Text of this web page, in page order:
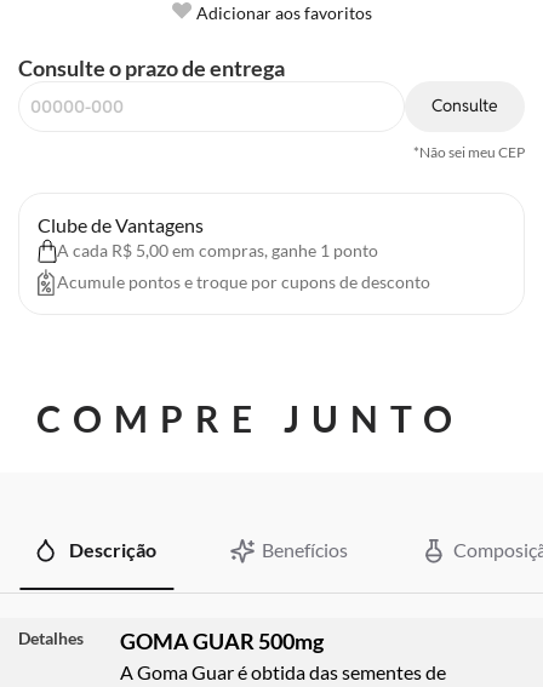
Adicionar aos favoritos
Consulte o prazo de entrega
Consulte
*Não sei meu CEP
Clube de Vantagens
A cada R$ 5,00 em compras, ganhe 1 ponto
Acumule pontos e troque por cupons de desconto
COMPRE JUNTO
Descrição Benefícios
Detalhes GOMA GUAR 500mg
A Goma Guar é obtida das sementes de